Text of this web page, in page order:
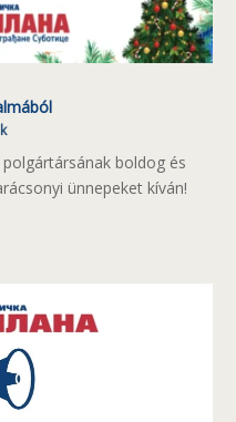
boldog és
ünnepeket kíván!